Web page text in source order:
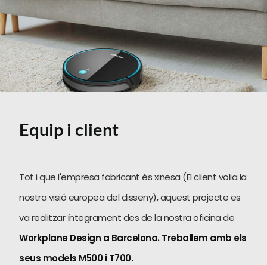
Equip i client
Tot i que l'empresa fabricant és xinesa (El client volia la
nostra visió europea del disseny), aquest projecte es
va realitzar íntegrament des de la nostra oficina de
Workplane Design a Barcelona. Treballem amb els
seus models M500 i T700.